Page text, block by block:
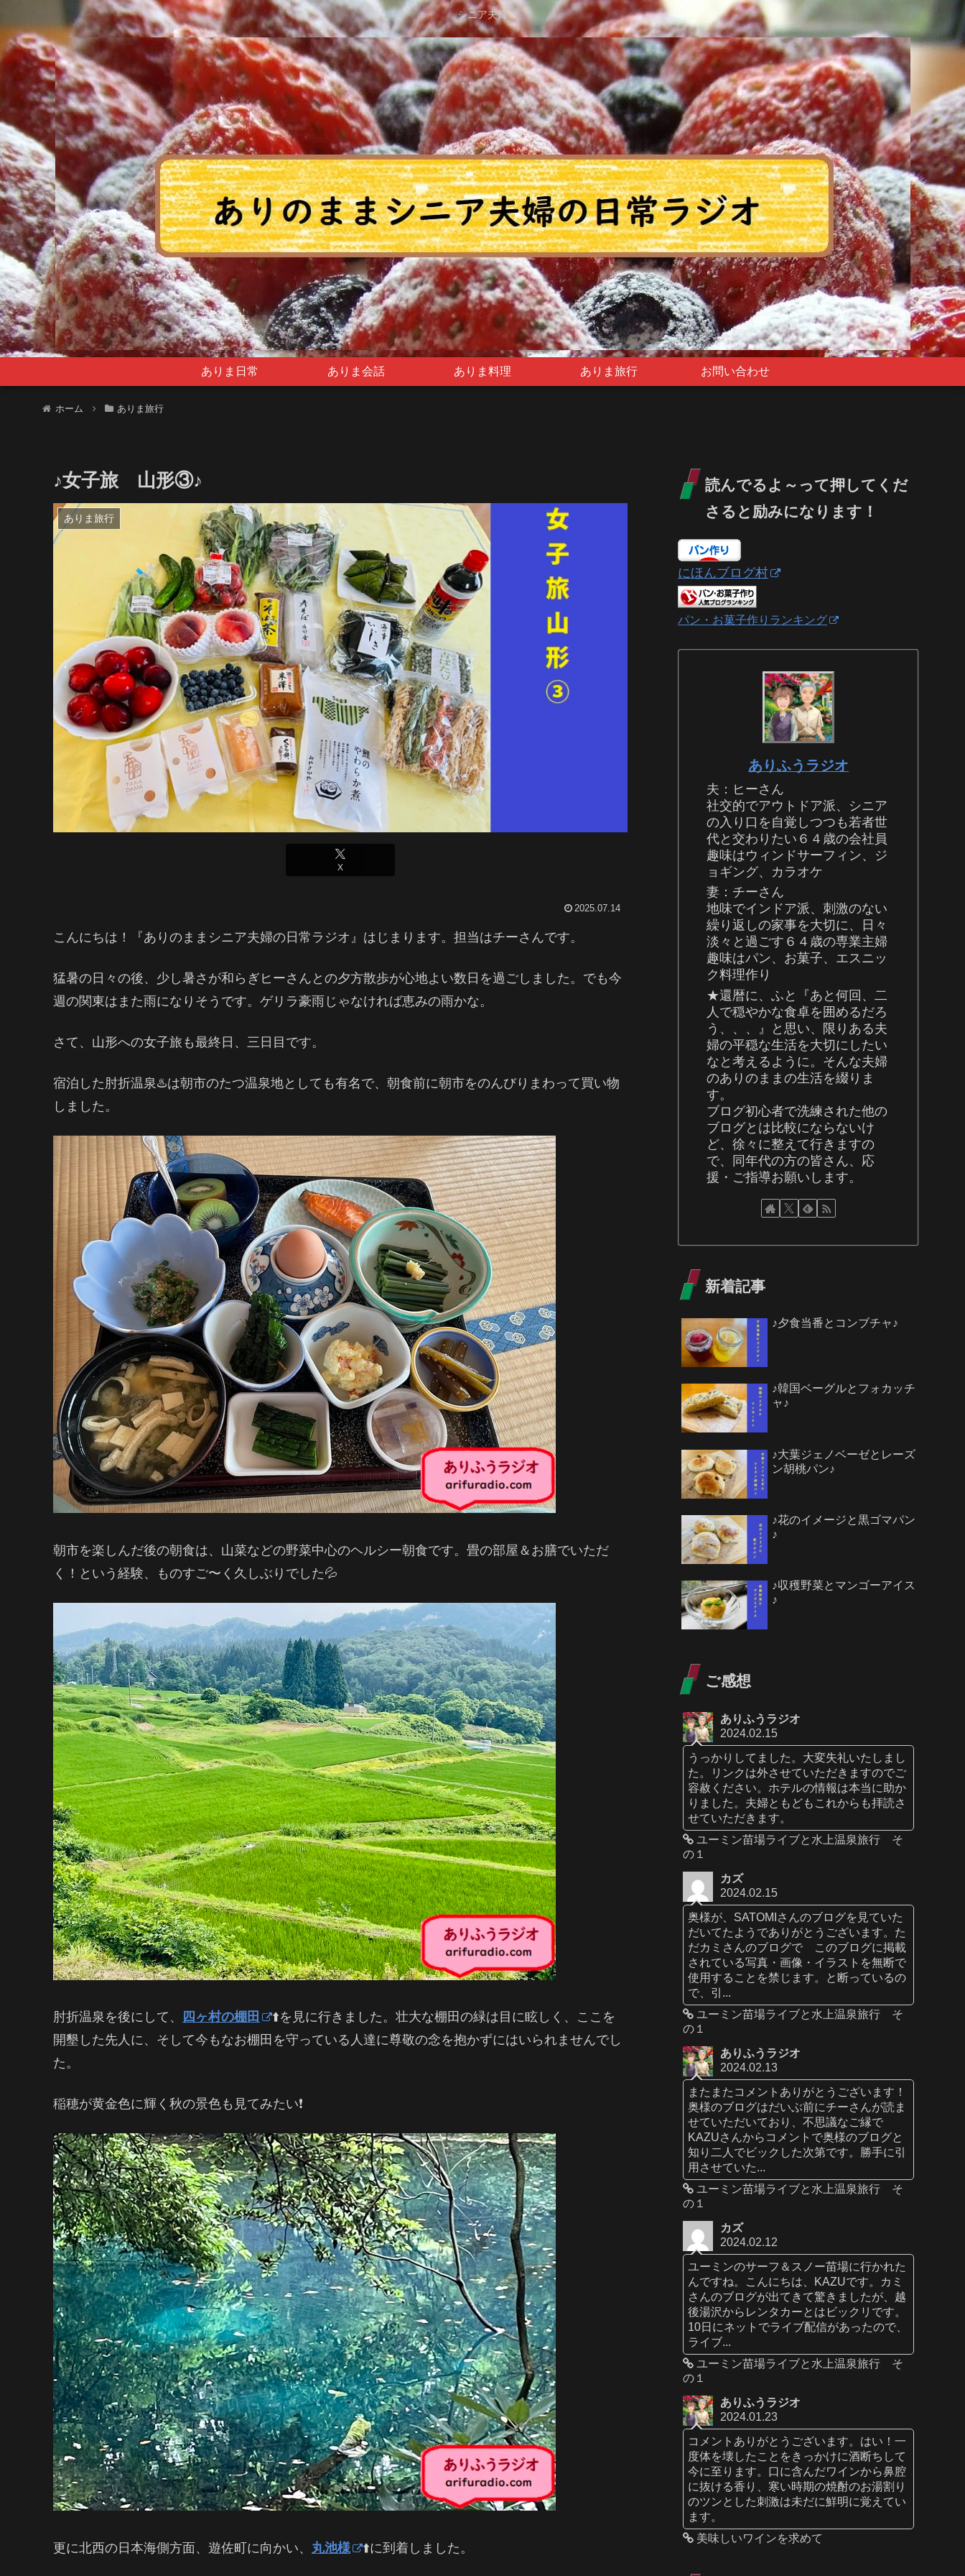
シニア夫婦
ありま日常 ありま会話 ありま料理 ありま旅行 お問い合わせ
ホーム ありま旅行
♪女子旅 山形③♪
ありま旅行
X
2025.07.14
こんにちは！『ありのままシニア夫婦の日常ラジオ』はじまります。担当はチーさんです。
猛暑の日々の後、少し暑さが和らぎヒーさんとの夕方散歩が心地よい数日を過ごしました。でも今
週の関東はまた雨になりそうです。ゲリラ豪雨じゃなければ恵みの雨かな。
さて、山形への女子旅も最終日、三日目です。
宿泊した肘折温泉♨️は朝市のたつ温泉地としても有名で、朝食前に朝市をのんびりまわって買い物
しました。
朝市を楽しんだ後の朝食は、山菜などの野菜中心のヘルシー朝食です。畳の部屋＆お膳でいただ
く！という経験、ものすご〜く久しぶりでした💦
肘折温泉を後にして、 四ヶ村の棚田
⬆️を見に行きました。壮大な棚田の緑は目に眩しく、ここを
開墾した先人に、そして今もなお棚田を守っている人達に尊敬の念を抱かずにはいられませんでし
た。
稲穂が黄金色に輝く秋の景色も見てみたい❗️
更に北西の日本海側方面、遊佐町に向かい、 丸池様 ⬆️に到着しました。
読んでるよ～って押してくだ
さると励みになります！
にほんブログ村
パン・お菓子作りランキング
ありふうラジオ
夫：ヒーさん
社交的でアウトドア派、シニア
の入り口を自覚しつつも若者世
代と交わりたい６４歳の会社員
趣味はウィンドサーフィン、ジ
ョギング、カラオケ
妻：チーさん
地味でインドア派、刺激のない
繰り返しの家事を大切に、日々
淡々と過ごす６４歳の専業主婦
趣味はパン、お菓子、エスニッ
ク料理作り
★還暦に、ふと『あと何回、二
人で穏やかな食卓を囲めるだろ
う、、、』と思い、限りある夫
婦の平穏な生活を大切にしたい
なと考えるように。そんな夫婦
のありのままの生活を綴りま
す。
ブログ初心者で洗練された他の
ブログとは比較にならないけ
ど、徐々に整えて行きますの
で、同年代の方の皆さん、応
援・ご指導お願いします。
新着記事
♪夕食当番とコンブチャ♪
♪韓国ベーグルとフォカッチ
ャ♪
♪大葉ジェノベーゼとレーズ
ン胡桃パン♪
♪花のイメージと黒ゴマパン
♪
♪収穫野菜とマンゴーアイス
♪
ご感想
ありふうラジオ
2024.02.15
うっかりしてました。大変失礼いたしまし
た。リンクは外させていただきますのでご
容赦ください。ホテルの情報は本当に助か
りました。夫婦ともどもこれからも拝読さ
せていただきます。
ユーミン苗場ライブと水上温泉旅行 そ
の１
カズ
2024.02.15
奥様が、SATOMIさんのブログを見ていた
だいてたようでありがとうございます。た
だカミさんのブログで このブログに掲載
されている写真・画像・イラストを無断で
使用することを禁じます。と断っているの
で、引...
ユーミン苗場ライブと水上温泉旅行 そ
の１
ありふうラジオ
2024.02.13
またまたコメントありがとうございます！
奥様のブログはだいぶ前にチーさんが読ま
せていただいており、不思議なご縁で
KAZUさんからコメントで奥様のブログと
知り二人でビックした次第です。勝手に引
用させていた...
ユーミン苗場ライブと水上温泉旅行 そ
の１
カズ
2024.02.12
ユーミンのサーフ＆スノー苗場に行かれた
んですね。こんにちは、KAZUです。カミ
さんのブログが出てきて驚きましたが、越
後湯沢からレンタカーとはビックリです。
10日にネットでライブ配信があったので、
ライブ...
ユーミン苗場ライブと水上温泉旅行 そ
の１
ありふうラジオ
2024.01.23
コメントありがとうございます。はい！一
度体を壊したことをきっかけに酒断ちして
今に至ります。口に含んだワインから鼻腔
に抜ける香り、寒い時期の焼酎のお湯割り
のツンとした刺激は未だに鮮明に覚えてい
ます。
美味しいワインを求めて